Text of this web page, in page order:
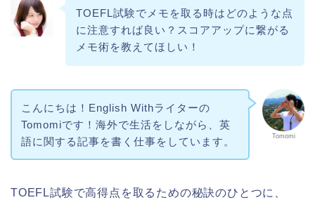
TOEFL試験でメモを取る時はどのような点
に注意すれば良い？スコアアップに繋がる
メモ術を教えてほしい！
Tomomi
こんにちは！English Withライターの
Tomomiです！海外で生活をしながら、英
語に関する記事を書く仕事をしています。
TOEFL試験で高得点を取るための秘訣のひとつに、